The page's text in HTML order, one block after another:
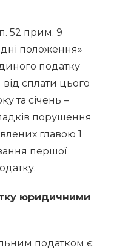
52 прим. 9
положення»
податку
сплати цього
та січень –
порушення
главою 1
першої
юридичними
податком є: